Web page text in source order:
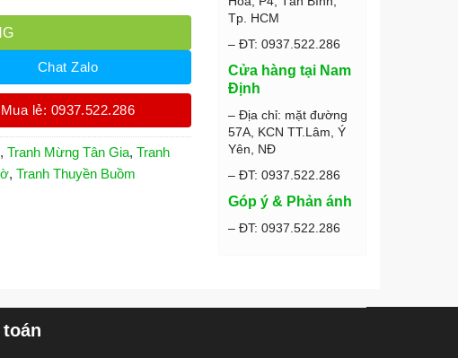
Chat Zalo
Mua lẻ: 0937.522.286
, Tranh Mừng Tân Gia, Tranh
, Tranh Thuyền Buồm
Tp. HCM
– ĐT: 0937.522.286
Cửa hàng tại Nam
Định
– Địa chỉ: mặt đường
57A, KCN TT.Lâm, Ý
Yên, NĐ
– ĐT: 0937.522.286
Góp ý & Phản ánh
– ĐT: 0937.522.286